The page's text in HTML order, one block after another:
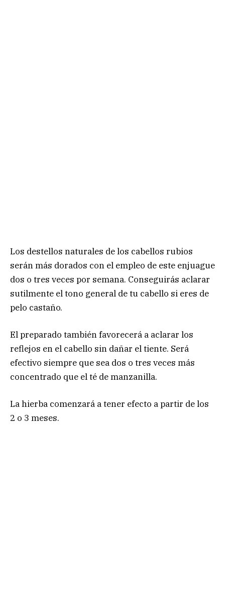
Los destellos naturales de los cabellos rubios
serán más dorados con el empleo de este enjuague
dos o tres veces por semana. Conseguirás aclarar
sutilmente el tono general de tu cabello si eres de
pelo castaño.
El preparado también favorecerá a aclarar los
reflejos en el cabello sin dañar el tiente. Será
efectivo siempre que sea dos o tres veces más
concentrado que el té de manzanilla.
La hierba comenzará a tener efecto a partir de los
2 o 3 meses.